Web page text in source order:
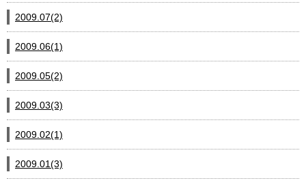
2009.07(2)
2009.06(1)
2009.05(2)
2009.03(3)
2009.02(1)
2009.01(3)